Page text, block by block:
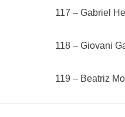
117 – Gabriel
118 – Giovani
119 – Beatriz